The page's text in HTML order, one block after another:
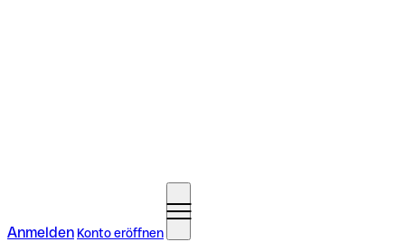
Anmelden Konto eröffnen